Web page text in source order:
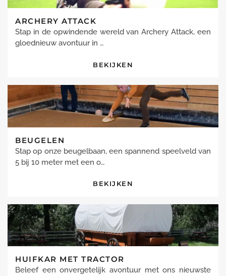
ARCHERY ATTACK
Stap in de opwindende wereld van Archery Attack, een
gloednieuw avontuur in …
BEKIJKEN
BEUGELEN
Stap op onze beugelbaan, een spannend speelveld van
5 bij 10 meter met een o…
BEKIJKEN
HUIFKAR MET TRACTOR
Beleef een onvergetelijk avontuur met ons nieuwste